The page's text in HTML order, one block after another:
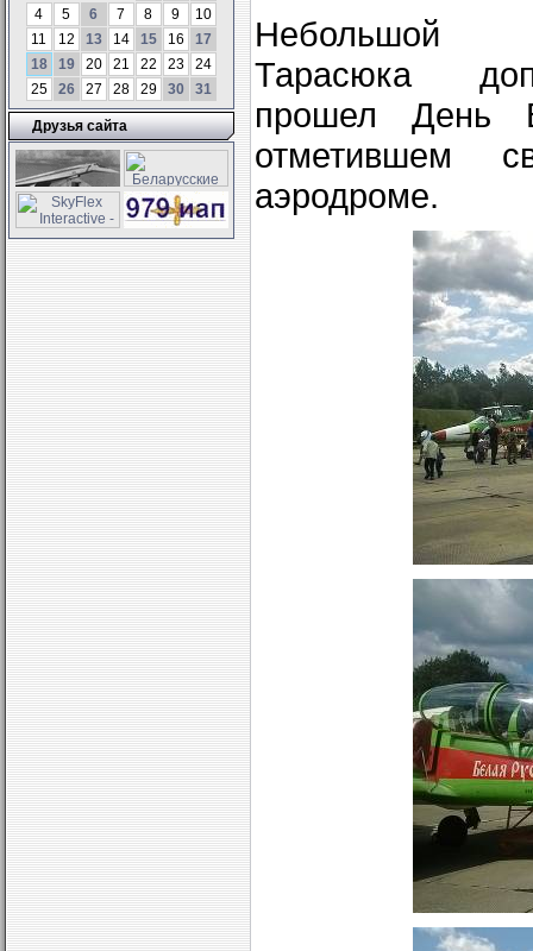
4
5 6 7 8 9
10
11
12 13 14 15 16
17
18
19 20 21 22 23
24
25
26 27 28 29 30 31
Друзья сайта
Тарасюка
прошел День
отметившем
аэродроме.